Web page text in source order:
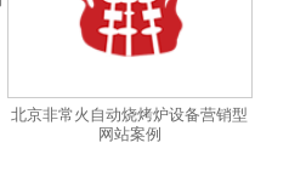
北京非常火自动烧烤炉设备营销型
网站案例